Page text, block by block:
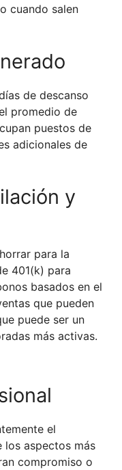
cuando salen
de descanso
promedio de
puestos de
adicionales de
y
para la
401(k) para
basados en el
que pueden
puede ser un
más activas.
el
los aspectos más
compromiso o